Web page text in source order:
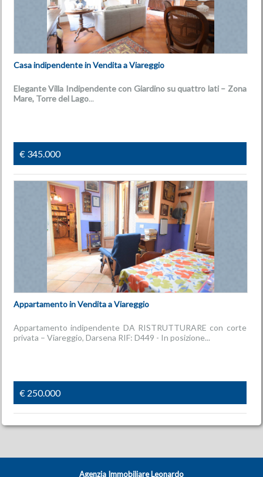
Casa indipendente in Vendita a Viareggio
Elegante Villa Indipendente con Giardino su quattro lati – Zona
Mare, Torre del Lago...
€ 345.000
Appartamento in Vendita a Viareggio
Appartamento indipendente DA RISTRUTTURARE con corte
privata – Viareggio, Darsena RIF: D449 - In posizione...
€ 250.000
Agenzia Immobiliare Leonardo